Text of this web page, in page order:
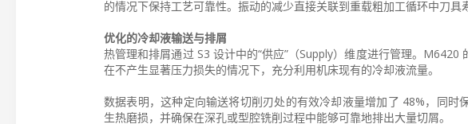
的情况下保持工艺可靠性。振动的减少直接关联到重载粗加工循环中刀具
优化的冷却液输送与排屑
热管理和排屑通过 S3 设计中的“供应”（Supply）维度进行管理。
在不产生显著压力损失的情况下，充分利用机床现有的冷却液流量。
数据表明，这种定向输送将切削刃处的有效冷却液量增加了 48%，同
生热磨损，并确保在深孔或型腔铣削过程中能够可靠地排出大量切屑。